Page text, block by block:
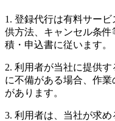
1. 登録代行は有料サー
供方法、キャンセル条
積・申込書に従います。
2. 利用者が当社に提供す
に不備がある場合、作
があります。
3. 利用者は、当社が求